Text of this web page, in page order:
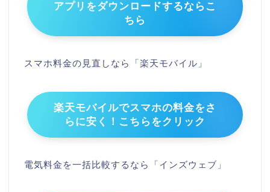
アプリをダウンロードするならこ
ちら
スマホ料金の見直しなら「楽天モバイル」
楽天モバイルでスマホの料金をさ
らに安く！こちらをクリック
電気料金を一括比較するなら「インズウェブ」